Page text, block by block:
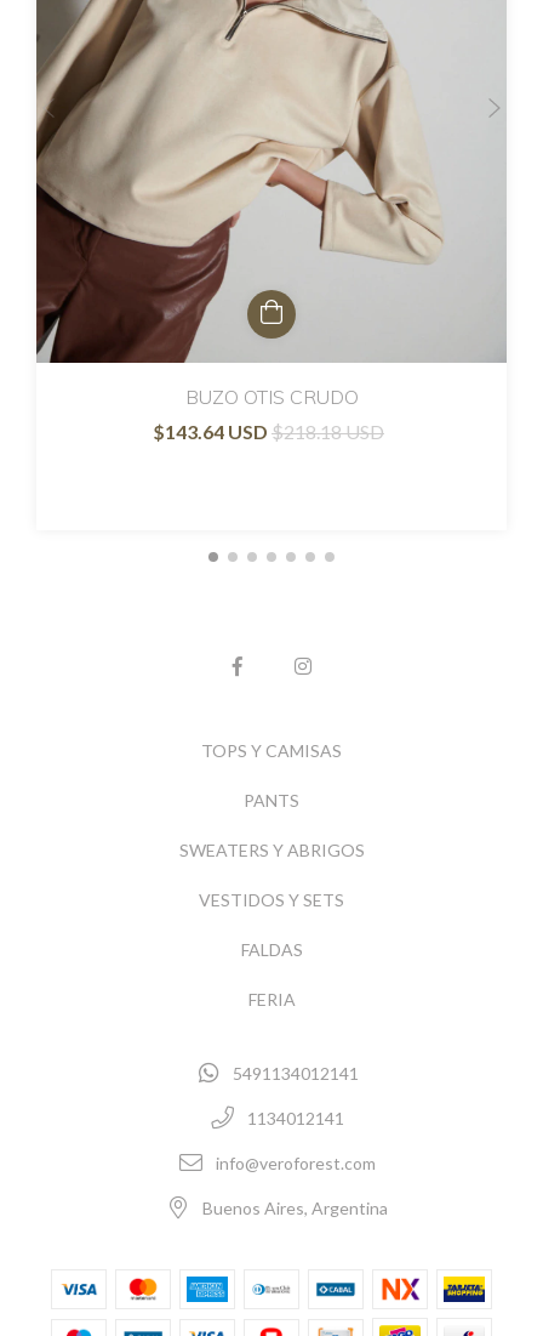
BUZO OTIS CRUDO
$143.64 USD $218.18 USD
TOPS Y CAMISAS
PANTS
SWEATERS Y ABRIGOS
VESTIDOS Y SETS
FALDAS
FERIA
5491134012141
1134012141
info@veroforest.com
Buenos Aires, Argentina